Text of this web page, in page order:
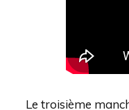
Le troisième